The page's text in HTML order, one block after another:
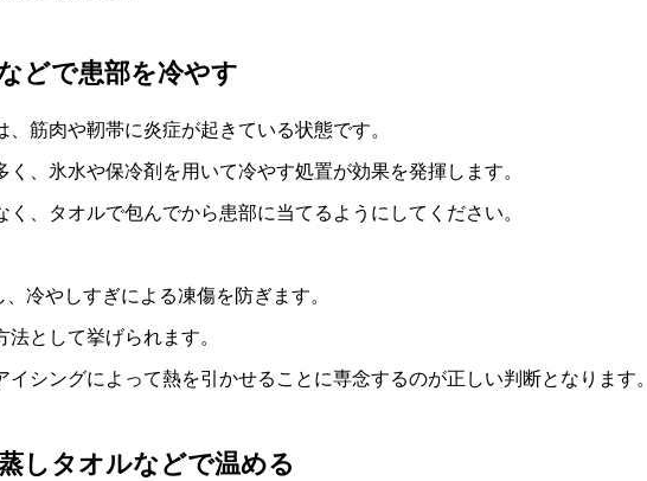
どで患部を冷やす
筋肉や靭帯に炎症が起きている状態です。
、氷水や保冷剤を用いて冷やす処置が効果を発揮します。
、タオルで包んでから患部に当てるようにしてください。
冷やしすぎによる凍傷を防ぎます。
として挙げられます。
シングによって熱を引かせることに専念するのが正しい判断となります。
しタオルなどで温める